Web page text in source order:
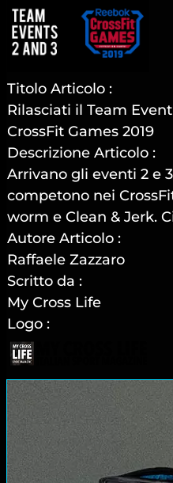
Titolo Articolo :
Rilasciati il Team
CrossFit Games 2019
Descrizione Articolo :
Arrivano gli eventi 2 e
competono nei
worm e Clean & Jerk.
Autore Articolo :
Raffaele Zazzaro
Scritto da :
My Cross Life
Logo :